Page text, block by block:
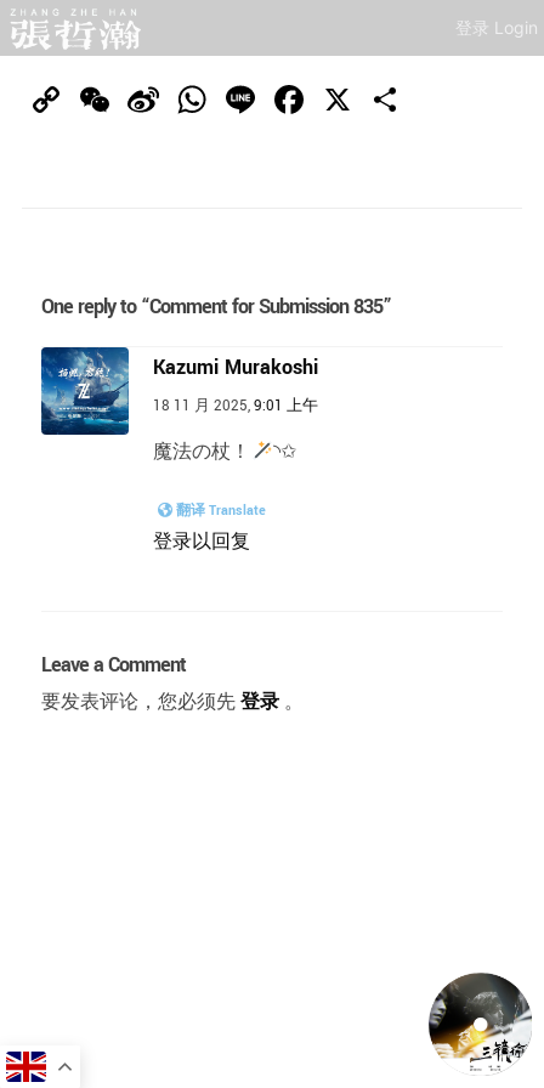
登录 Login
CopyWeChat
SinaWhatsApp
Line Facebook
X
One reply to “Comment for Submission 835”
Kazumi Murakoshi
18 11 月 2025,9:01 上午
魔法の杖！ ︎︎◝✩
翻译 Translate
登录以回复
Leave a Comment
要发表评论，您必须先 登录 。